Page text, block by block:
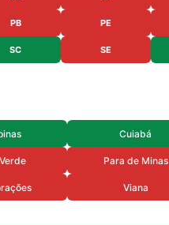
PB PE
SC SE
Cuiabá
Para de Minas
Viana